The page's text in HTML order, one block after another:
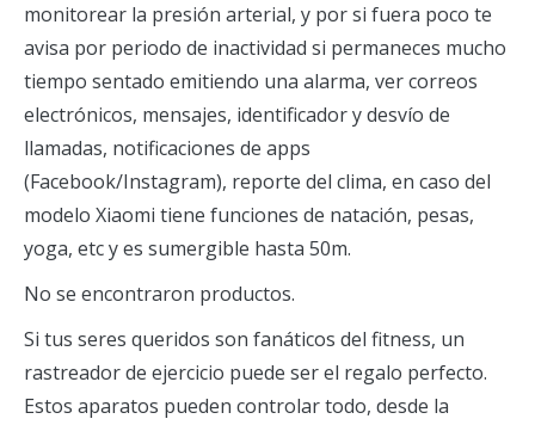
monitorear la presión arterial, y por si fuera poco te
avisa por periodo de inactividad si permaneces mucho
tiempo sentado emitiendo una alarma, ver correos
electrónicos, mensajes, identificador y desvío de
llamadas, notificaciones de apps
(Facebook/Instagram), reporte del clima, en caso del
modelo Xiaomi tiene funciones de natación, pesas,
yoga, etc y es sumergible hasta 50m.
No se encontraron productos.
Si tus seres queridos son fanáticos del fitness, un
rastreador de ejercicio puede ser el regalo perfecto.
Estos aparatos pueden controlar todo, desde la